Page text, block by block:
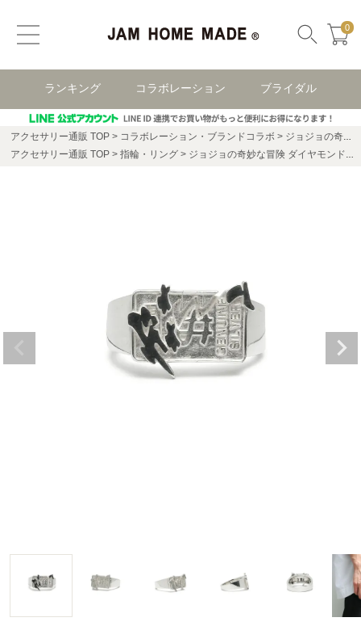
0
ランキング コラボレーション ブライダル
アクセサリー通販 TOP コラボレーション・ブランドコラボ
ジョジョの奇妙な冒険 コラボアクセサリー
アクセサリー通販 TOP
指輪・リング ジョジョの奇妙な冒険 ダイヤモンドは砕けない 虹村億泰 ザ・ハンド リング / 指輪